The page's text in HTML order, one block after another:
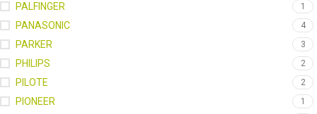
PALFINGER 1
PANASONIC 4
PARKER 3
PHILIPS 2
PILOTE 2
PIONEER 1